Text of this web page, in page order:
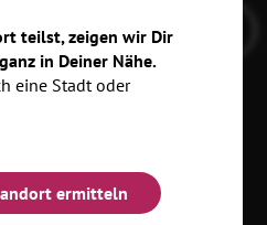
teilst, zeigen wir Dir
in Deiner Nähe.
eine Stadt oder
ermitteln